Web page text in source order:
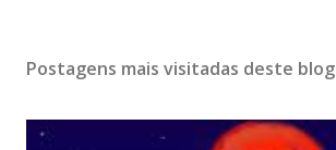
Postagens mais visitadas deste blog